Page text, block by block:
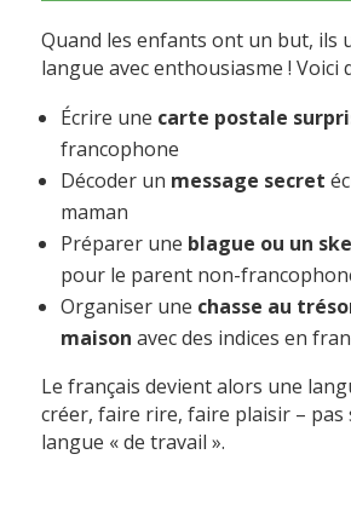
Quand les enfants ont un but, ils
langue avec enthousiasme ! Voici
Écrire une carte postale
francophone
Décoder un message secret
maman
Préparer une blague ou un
pour le parent non-
Organiser une chasse au
maison avec des indices en
Le français devient alors une
créer, faire rire, faire plaisir – pas
langue « de travail ».